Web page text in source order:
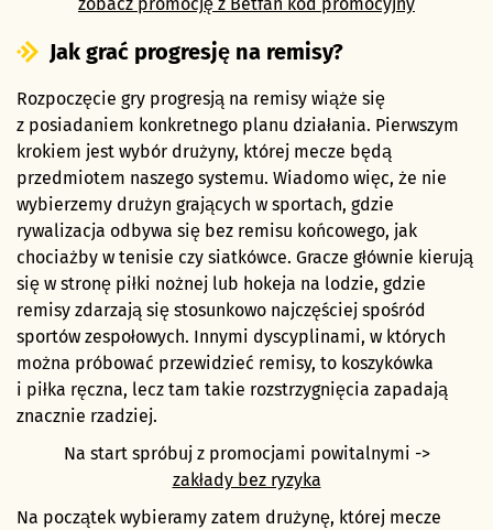
zobacz promocję z Betfan kod promocyjny
Jak grać progresję na remisy?
Rozpoczęcie gry progresją na remisy wiąże się
z posiadaniem konkretnego planu działania. Pierwszym
krokiem jest wybór drużyny, której mecze będą
przedmiotem naszego systemu. Wiadomo więc, że nie
wybierzemy drużyn grających w sportach, gdzie
rywalizacja odbywa się bez remisu końcowego, jak
chociażby w tenisie czy siatkówce. Gracze głównie kierują
się w stronę piłki nożnej lub hokeja na lodzie, gdzie
remisy zdarzają się stosunkowo najczęściej spośród
sportów zespołowych. Innymi dyscyplinami, w których
można próbować przewidzieć remisy, to koszykówka
i piłka ręczna, lecz tam takie rozstrzygnięcia zapadają
znacznie rzadziej.
Na start spróbuj z promocjami powitalnymi ->
zakłady bez ryzyka
Na początek wybieramy zatem drużynę, której mecze